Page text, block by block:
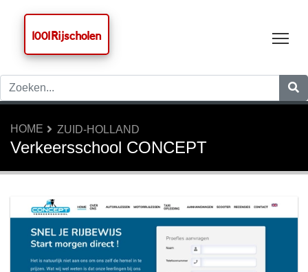
1001 Rijscholen
HOME ZUID-HOLLAND
Verkeersschool CONCEPT